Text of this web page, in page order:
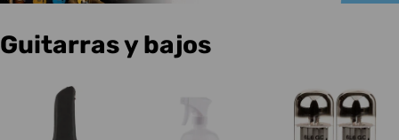
C
Guitarras y bajos